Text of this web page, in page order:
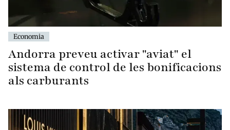
Economia
Andorra preveu activar "aviat" el
sistema de control de les bonificacions
als carburants